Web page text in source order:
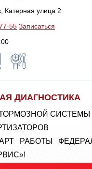
Катерная улица 2
55 Записаться
ДИАГНОСТИКА
СИСТЕМЫ
РАБОТЫ